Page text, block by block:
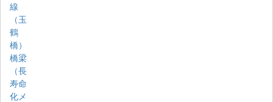
線
（玉
鶴
橋）
橋梁
（長
寿命
化メ